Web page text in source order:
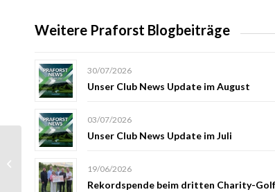
Weitere Praforst Blogbeiträge
30/07/2026
Unser Club News Update im August
03/07/2026
Unser Club News Update im Juli
19/06/2026
Rekordspende beim dritten Charity-
07.05.2017